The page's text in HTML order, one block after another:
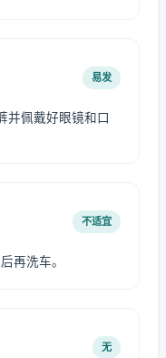
易发
并佩戴好眼镜和口
不适宜
再洗车。
无